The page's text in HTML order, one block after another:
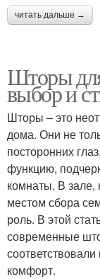
читать дальше →
Шторы
выбор и
Шторы – это
дома. Они не
посторонних
функцию,
комнаты. В зале,
местом сбора
роль. В этой
современные
комфорт.